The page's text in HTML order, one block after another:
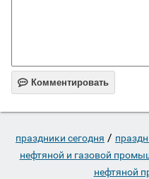
 Комментировать
праздники сегодня /
нефтяной и газовой
нефтяной